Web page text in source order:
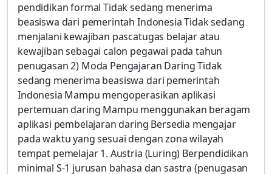
pendidikan formal Tidak sedang menerima
beasiswa dari pemerintah Indonesia Tidak sedang
menjalani kewajiban pascatugas belajar atau
kewajiban sebagai calon pegawai pada tahun
penugasan 2) Moda Pengajaran Daring Tidak
sedang menerima beasiswa dari pemerintah
Indonesia Mampu mengoperasikan aplikasi
pertemuan daring Mampu menggunakan beragam
aplikasi pembelajaran daring Bersedia mengajar
pada waktu yang sesuai dengan zona wilayah
tempat pemelajar 1. Austria (Luring) Berpendidikan
minimal S-1 jurusan bahasa dan sastra (penugasan